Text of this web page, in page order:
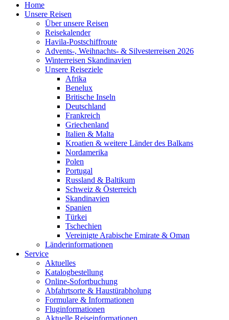
Home
Unsere Reisen
Über unsere Reisen
Reisekalender
Havila-Postschiffroute
Advents-, Weihnachts- & Silvesterreisen 2026
Winterreisen Skandinavien
Unsere Reiseziele
Afrika
Benelux
Britische Inseln
Deutschland
Frankreich
Griechenland
Italien & Malta
Kroatien & weitere Länder des Balkans
Nordamerika
Polen
Portugal
Russland & Baltikum
Schweiz & Österreich
Skandinavien
Spanien
Türkei
Tschechien
Vereinigte Arabische Emirate & Oman
Länderinformationen
Service
Aktuelles
Katalogbestellung
Online-Sofortbuchung
Abfahrtsorte & Haustürabholung
Formulare & Informationen
Fluginformationen
Aktuelle Reiseinformationen